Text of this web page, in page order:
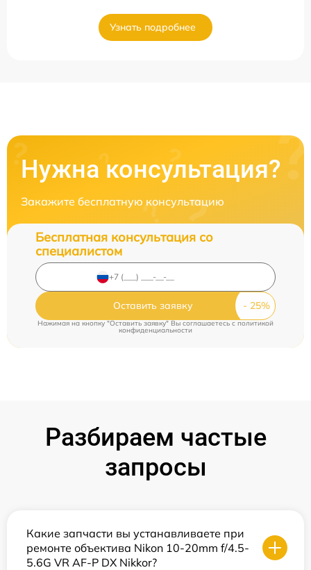
Узнать подробнее
Нужна консультация?
Закажите бесплатную консультацию
Бесплатная консультация со
специалистом
Оставить заявку
Нажимая на кнопку "Оставить заявку" Вы соглашаетесь cполитикой
конфиденциальности
Разбираем частые
запросы
Какие запчасти вы устанавливаете при
ремонте объектива Nikon 10-20mm f/4.5-
5.6G VR AF-P DX Nikkor?